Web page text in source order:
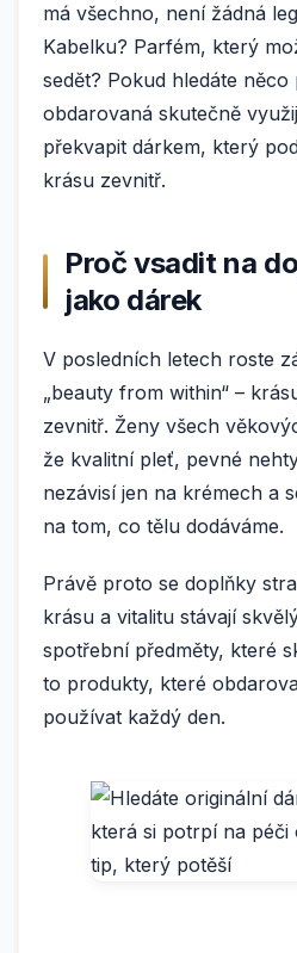
má všechno, není žádná
Kabelku? Parfém, který
sedět? Pokud hledáte
obdarovaná skutečně
překvapit dárkem, který
krásu zevnitř.
Proč vsadit na
jako dárek
V posledních letech roste
„beauty from within“ –
zevnitř. Ženy všech
že kvalitní pleť, pevné
nezávisí jen na krémech a
na tom, co tělu dodáváme.
Právě proto se doplňky
krásu a vitalitu stávají
spotřební předměty, které
to produkty, které
používat každý den.